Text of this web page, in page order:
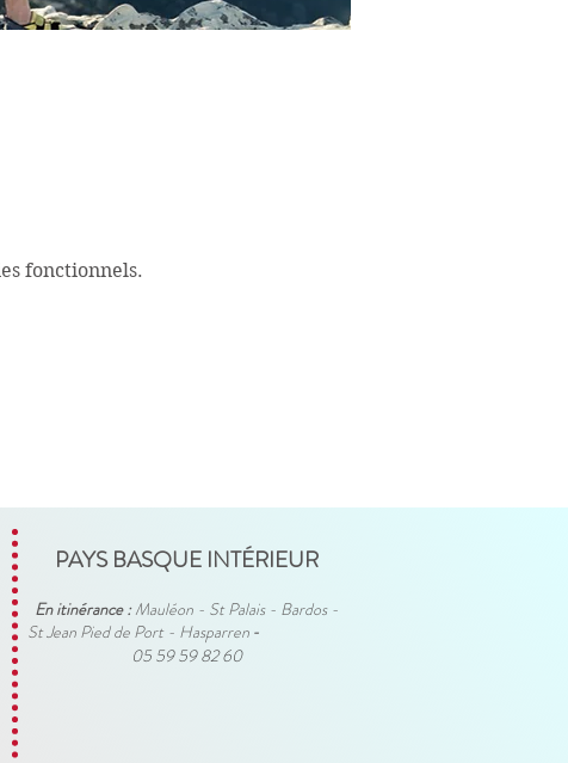
fonctionnels.
PAYS BASQUE INTÉRIEUR
En itinérance :Mauléon - St Palais - Bardos -
St Jean Pied de Port - Hasparren -
05 59 59 82 60